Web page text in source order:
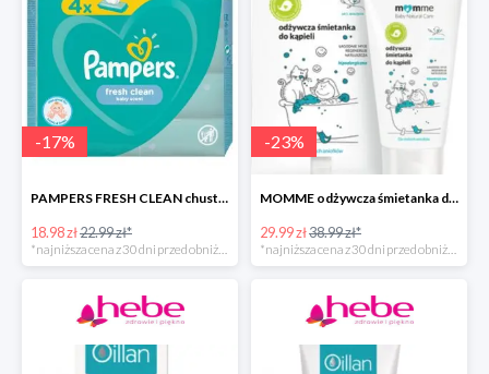
-17%
PAMPERS FRESH CLEAN chusteczki nawilżane
18.98 zł22.99 zł*
*najniższa cena z 30 dni przed obniżką
-23%
MOMME odżywcza śmietanka do kąpieli
29.99 zł38.99 zł*
*najniższa cena z 30 dni przed obniżką